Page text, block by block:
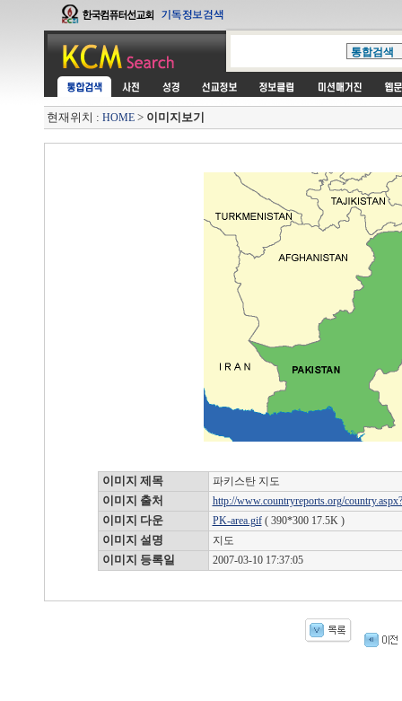
현재위치 : HOME > 이미지보기
이미지 제목 파키스탄 지도
이미지 출처 http://www.countryreports.org/
이미지 다운 PK-area.gif( 390*300 17.5K )
이미지 설명 지도
이미지 등록일 2007-03-10 17:37:05